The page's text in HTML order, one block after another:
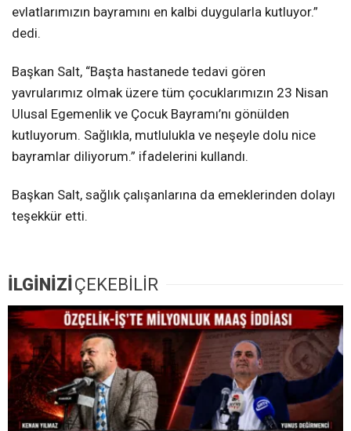
evlatlarımızın bayramını en kalbi duygularla kutluyor.”
dedi.
Başkan Salt, “Başta hastanede tedavi gören
yavrularımız olmak üzere tüm çocuklarımızın 23 Nisan
Ulusal Egemenlik ve Çocuk Bayramı’nı gönülden
kutluyorum. Sağlıkla, mutlulukla ve neşeyle dolu nice
bayramlar diliyorum.” ifadelerini kullandı.
Başkan Salt, sağlık çalışanlarına da emeklerinden dolayı
teşekkür etti.
İLGİNİZİ ÇEKEBİLİR